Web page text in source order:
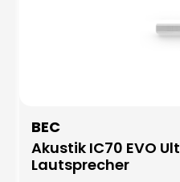
BEC
Akustik IC70 EVO
Lautsprecher